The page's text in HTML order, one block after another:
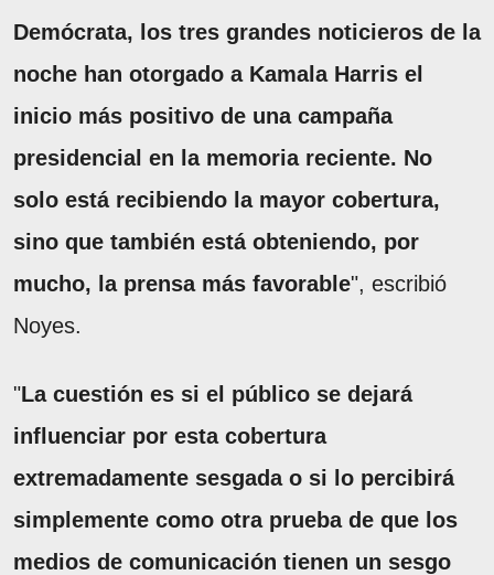
Demócrata, los tres grandes noticieros de la
noche han otorgado a Kamala Harris el
inicio más positivo de una campaña
presidencial en la memoria reciente. No
solo está recibiendo la mayor cobertura,
sino que también está obteniendo, por
mucho, la prensa más favorable", escribió
Noyes.
"La cuestión es si el público se dejará
influenciar por esta cobertura
extremadamente sesgada o si lo percibirá
simplemente como otra prueba de que los
medios de comunicación tienen un sesgo